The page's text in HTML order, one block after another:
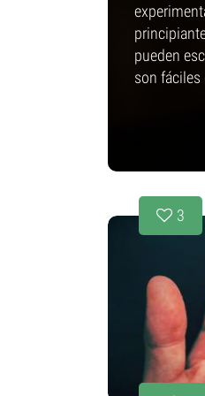
pueden
son fáciles
3